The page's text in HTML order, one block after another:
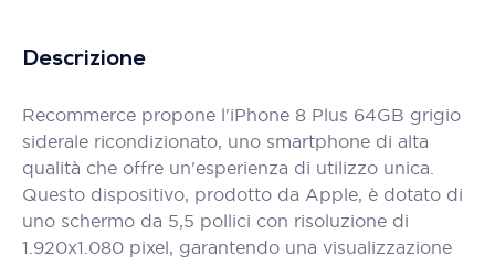
Descrizione
Recommerce propone l'iPhone 8 Plus 64GB grigio
siderale ricondizionato, uno smartphone di alta
qualità che offre un'esperienza di utilizzo unica.
Questo dispositivo, prodotto da Apple, è dotato di
uno schermo da 5,5 pollici con risoluzione di
1.920x1.080 pixel, garantendo una visualizzazione